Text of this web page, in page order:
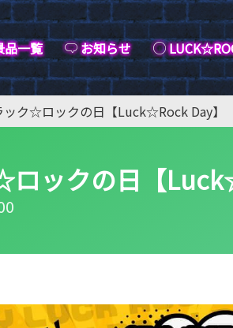
品一覧 お知らせ
ック☆ロックの日【Luck☆Rock Day】
ロックの日【